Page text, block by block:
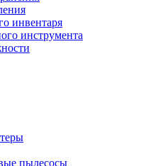
инвентаря
инструмента
пылесосы